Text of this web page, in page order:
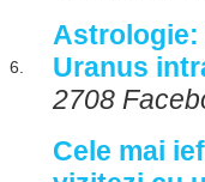
6.
Astrologie:
Uranus
2708
Cele mai